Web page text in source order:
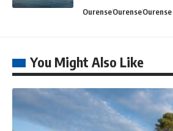
OurenseOurenseOurense
You Might Also Like